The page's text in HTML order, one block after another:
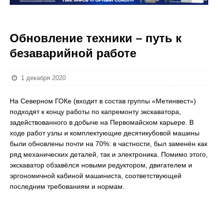
Обновление техники – путь к
безаварийной работе
1 декабря 2020
На Северном ГОКе (входит в состав группы «Метинвест»)
подходят к концу работы по капремонту экскаватора,
задействованного в добыче на Первомайском карьере. В
ходе работ узлы и комплектующие десятикубовой машины
были обновлены почти на 70%: в частности, был заменён как
ряд механических деталей, так и электроника. Помимо этого,
экскаватор обзавёлся новыми редуктором, двигателем и
эргономичной кабиной машиниста, соответствующей
последним требованиям и нормам.